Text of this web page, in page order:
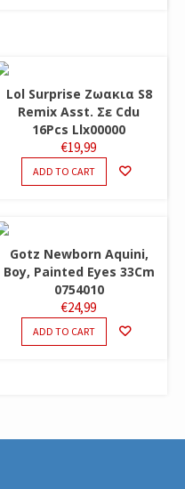
Lol Surprise Ζωακια S8
Remix Asst. Σε Cdu
16Pcs Llx00000
€19,99
ADD TO CART
Gotz Newborn Aquini,
Boy, Painted Eyes 33Cm
0754010
€24,99
ADD TO CART